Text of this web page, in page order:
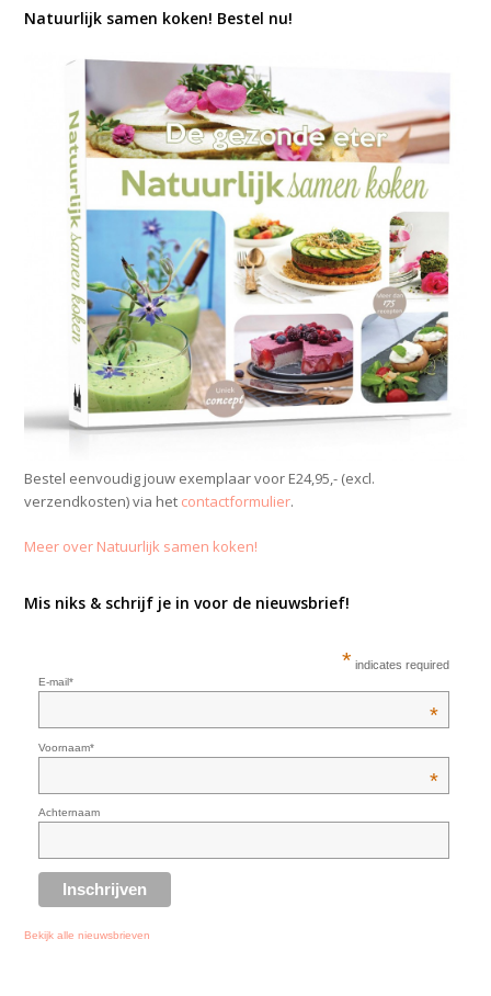
Natuurlijk samen koken! Bestel nu!
Bestel eenvoudig jouw exemplaar voor E24,95,- (excl.
verzendkosten) via het contactformulier.
Meer over Natuurlijk samen koken!
Mis niks & schrijf je in voor de nieuwsbrief!
* indicates required
E-mail*
*
Voornaam*
*
Achternaam
Bekijk alle nieuwsbrieven